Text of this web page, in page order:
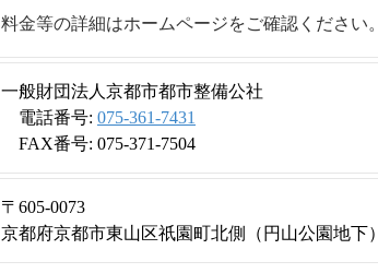
料金等の詳細はホームページをご確認ください。
一般財団法人京都市都市整備公社
電話番号: 075-361-7431
FAX番号: 075-371-7504
〒605-0073
京都府京都市東山区祇園町北側（円山公園地下）